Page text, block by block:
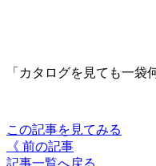
「カタログを見ても一
この記事を見てみる
《 前の記事
記事一覧へ戻る